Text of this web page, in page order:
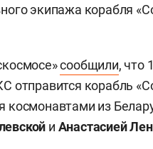
экипажа корабля
сообщили, что
отправится корабль
космонавтами из
и Анастасией